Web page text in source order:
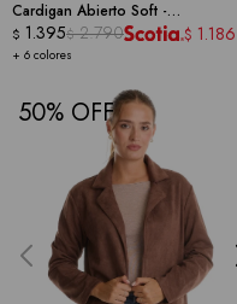
Cardigan Abierto Soft -
DICTIONARY
+ 6 colores
$ 1.395$ 2.790 $ 1.186
50